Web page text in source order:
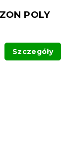
POLY
Szczegóły